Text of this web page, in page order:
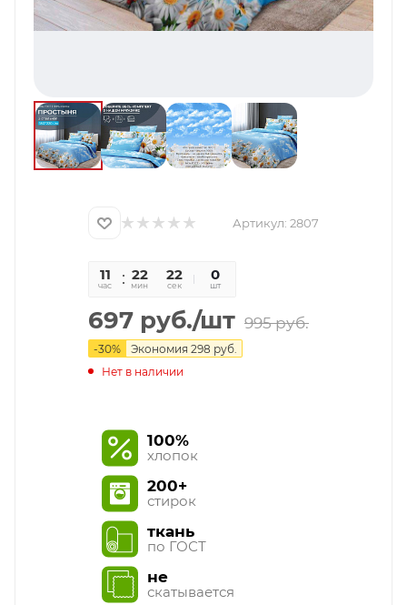
Артикул: 2807
11
час
22
мин
22
сек
0
шт
697 руб./шт 995руб.
-30% Экономия 298 руб.
Нет в наличии
100%
хлопок
200+
стирок
ткань
по ГОСТ
не
скатывается